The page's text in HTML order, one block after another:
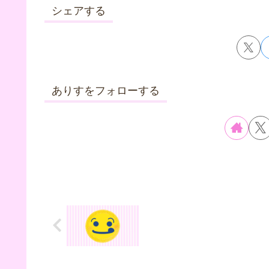
シェアする
ありすをフォローする